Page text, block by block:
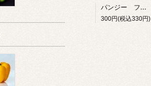
パンジー フリズルシズルミックス
300円(税込330円)